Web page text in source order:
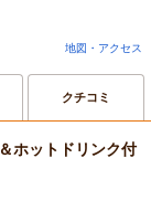
地図・アクセス
クチコミ
ホットドリンク付